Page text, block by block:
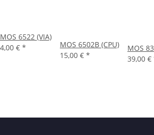
MOS 6522 (VIA)
4,00 € *
MOS 6502B (CPU)
15,00 € *
MOS
39,00 €